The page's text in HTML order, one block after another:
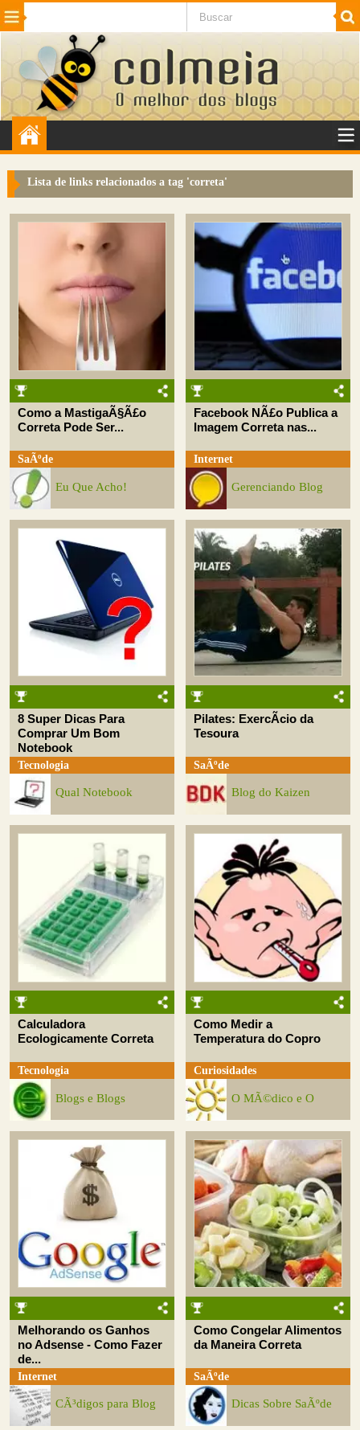
Beleza Cinema e TV
Internet Jogos NotÃ­cias SaÃºde
VeÃ­culos Adulto
Sugerir Link
Colmeia Exchange
Perguntas Frequentes
Sobre
Contato
Lista de links relacionados a tag 'correta'
Como a MastigaÃ§Ã£o
Correta Pode Ser...
SaÃºde
Eu Que Acho!
Facebook NÃ£o Publica a
Imagem Correta nas...
Internet
Gerenciando Blog
8 Super Dicas Para
Comprar Um Bom
Notebook
Tecnologia
Qual Notebook
Pilates: ExercÃ­cio da
Tesoura
SaÃºde
Blog do Kaizen
Calculadora
Ecologicamente Correta
Tecnologia
Blogs e Blogs
Como Medir a
Temperatura do Copro
Curiosidades
O MÃ©dico e O
Melhorando os Ganhos
no Adsense - Como Fazer
de...
Internet
CÃ³digos para Blog
Como Congelar Alimentos
da Maneira Correta
SaÃºde
Dicas Sobre SaÃºde